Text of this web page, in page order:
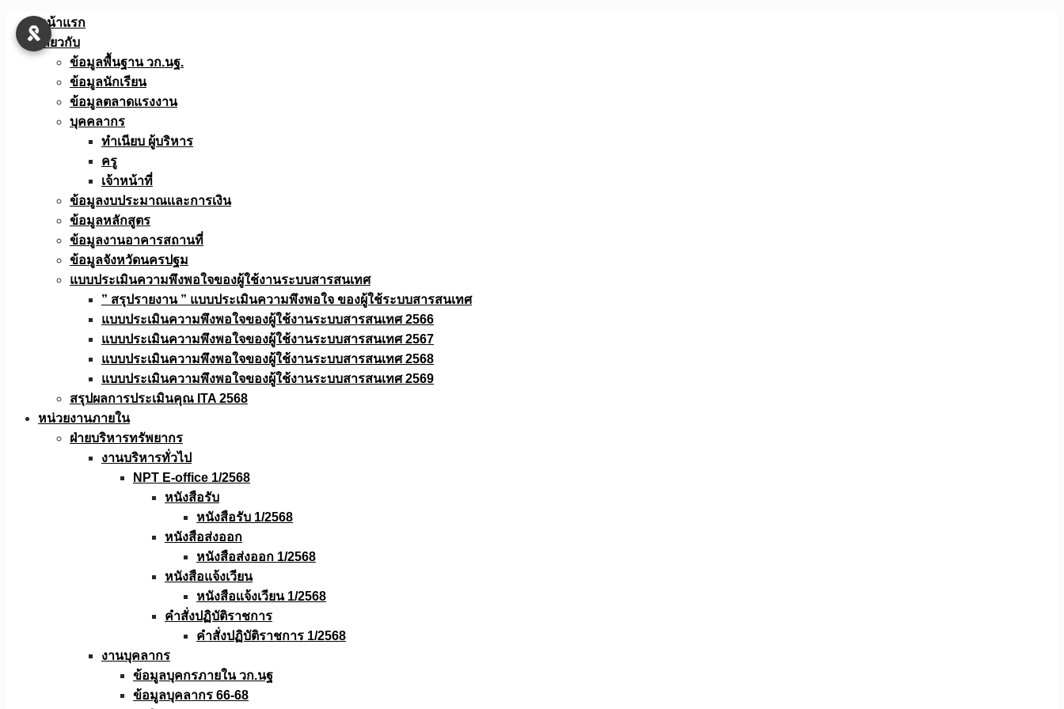
Skip
หน้าแรก
เกี่ยวกับ
ข้อมูลพื้นฐาน วก.นฐ.
ข้อมูลนักเรียน
ข้อมูลตลาดแรงงาน
บุคคลากร
ทำเนียบ ผู้บริหาร
ครู
เจ้าหน้าที่
ข้อมูลงบประมาณเเละการเงิน
ข้อมูลหลักสูตร
ข้อมูลงานอาคารสถานที่
ข้อมูลจังหวัดนครปฐม
แบบประเมินความพึงพอใจของผู้ใช้งานระบบสารสนเทศ
” สรุปรายงาน ” แบบประเมินความพึงพอใจ ของผู้ใช้ระบบสารสนเทศ
แบบประเมินความพึงพอใจของผู้ใช้งานระบบสารสนเทศ 2566
แบบประเมินความพึงพอใจของผู้ใช้งานระบบสารสนเทศ 2567
แบบประเมินความพึงพอใจของผู้ใช้งานระบบสารสนเทศ 2568
แบบประเมินความพึงพอใจของผู้ใช้งานระบบสารสนเทศ 2569
สรุปผลการประเมินคุณ ITA 2568
หน่วยงานภายใน
ฝ่ายบริหารทรัพยากร
งานบริหารทั่วไป
NPT E-office 1/2568
หนังสือรับ
หนังสือรับ 1/2568
หนังสือส่งออก
หนังสือส่งออก 1/2568
หนังสือแจ้งเวียน
หนังสือเเจ้งเวียน 1/2568
คำสั่งปฏิบัติราชการ
คำสั่งปฏิบัติราชการ 1/2568
งานบุคลากร
ข้อมูลบุคกรภายใน วก.นฐ
ข้อมูลบุคลากร 66-68